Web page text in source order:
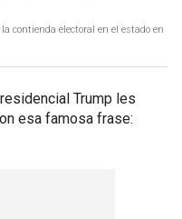
contienda electoral en el estado en
Trump les
esa famosa frase: